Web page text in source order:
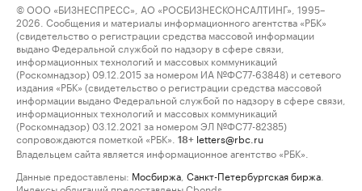
© ООО «БИЗНЕСПРЕСС», АО «РОСБИЗНЕСКОНСАЛТИНГ», 1995–
2026. Сообщения и материалы информационного агентства «РБК»
(свидетельство о регистрации средства массовой информации
выдано Федеральной службой по надзору в сфере связи,
информационных технологий и массовых коммуникаций
(Роскомнадзор) 09.12.2015 за номером ИА №ФС77-63848) и сетевого
издания «РБК» (свидетельство о регистрации средства массовой
информации выдано Федеральной службой по надзору в сфере связи,
информационных технологий и массовых коммуникаций
(Роскомнадзор) 03.12.2021 за номером ЭЛ №ФС77-82385)
сопровождаются пометкой «РБК».
18+ letters@rbc.ru
Владельцем сайта является информационное агентство «РБК».
Данные предоставлены: Мосбиржа Санкт-Петербургская биржа